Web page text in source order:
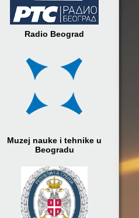
Radio Beograd
Muzej nauke i tehnike u
Beogradu